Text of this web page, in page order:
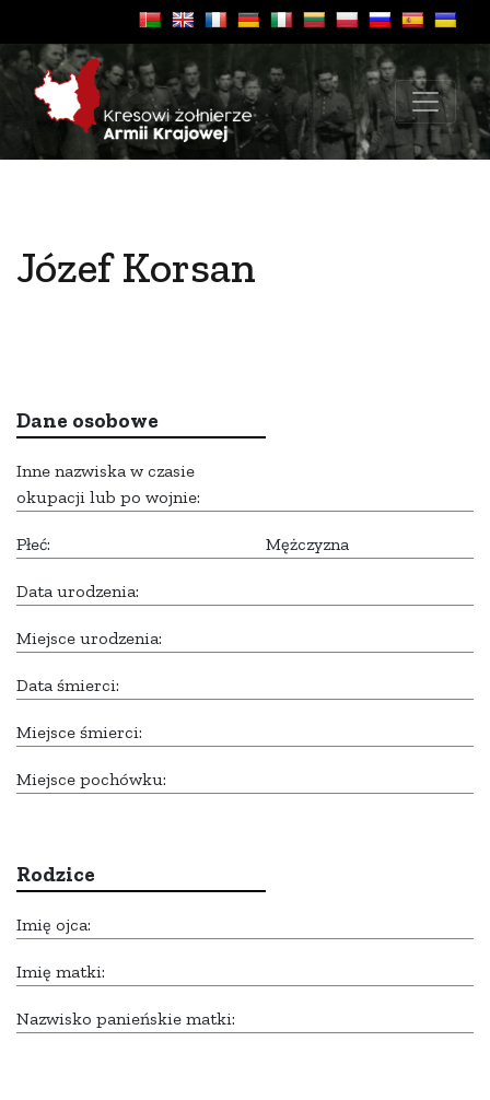
Józef Korsan
Dane osobowe
Inne nazwiska w czasie
okupacji lub po wojnie:
Płeć: Mężczyzna
Data urodzenia:
Miejsce urodzenia:
Data śmierci:
Miejsce śmierci:
Miejsce pochówku:
Rodzice
Imię ojca:
Imię matki:
Nazwisko panieńskie matki: